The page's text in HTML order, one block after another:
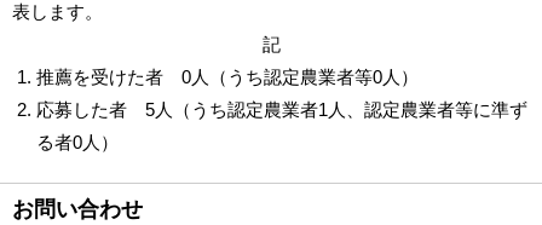
表します。
記
推薦を受けた者 0人（うち認定農業者等0人）
応募した者 5人（うち認定農業者1人、認定農業者等に準ず
る者0人）
お問い合わせ